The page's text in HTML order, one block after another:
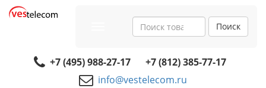
navigation
Поиск
+7 (495) 988-27-17
+7 (812) 385-77-17
info@vestelecom.ru